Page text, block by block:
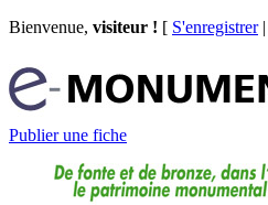
Bienvenue, visiteur ! [ S'enregistrer|
Publier une fiche